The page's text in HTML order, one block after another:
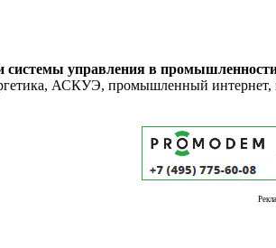
управления в
АСКУЭ, промышленный интернет,